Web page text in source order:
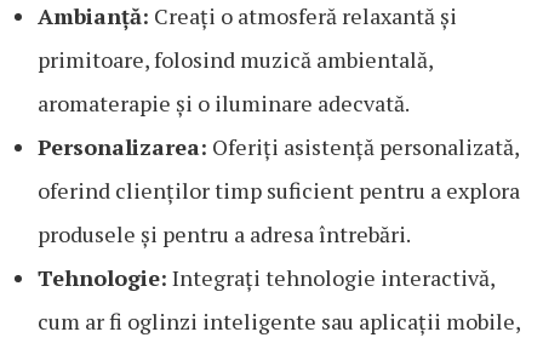
Ambianță: Creați o atmosferă relaxantă și
primitoare, folosind muzică ambientală,
aromaterapie și o iluminare adecvată.
Personalizarea: Oferiți asistență personalizată,
oferind clienților timp suficient pentru a explora
produsele și pentru a adresa întrebări.
Tehnologie: Integrați tehnologie interactivă,
cum ar fi oglinzi inteligente sau aplicații mobile,